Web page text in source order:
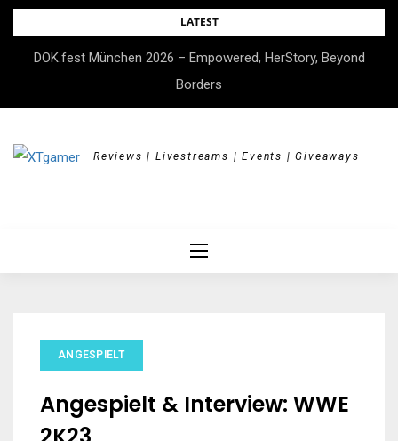
Skip
content
LATEST
DOK.fest München 2026 – Empowered, HerStory, Beyond
Borders
Reviews | Livestreams | Events | Giveaways
ANGESPIELT
Angespielt & Interview: WWE